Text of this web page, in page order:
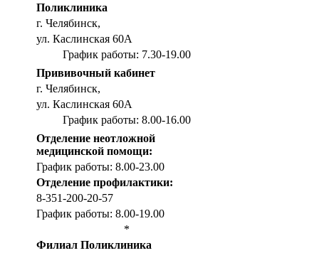
Поликлиника
г. Челябинск,
ул. Каслинская 60А
График работы: 7.30-19.00
Прививочный кабинет
г. Челябинск,
ул. Каслинская 60А
График работы: 8.00-16.00
Отделение неотложной
медицинской помощи:
График работы: 8.00-23.00
Отделение профилактики:
8-351-200-20-57
График работы: 8.00-19.00
*
Филиал Поликлиника